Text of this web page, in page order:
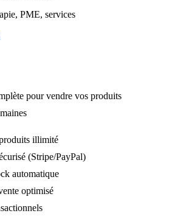
PME, services
pour vendre vos produits
illimité
(Stripe/PayPal)
automatique
optimisé